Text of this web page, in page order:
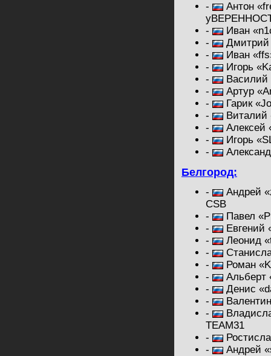
-
Антон
-
Иван
-
Дмитрий
-
Иван
-
Игорь
-
Василий
-
Артур
-
Гарик
-
Виталий
-
Алексей
-
Игорь
-
Белгород:
-
Андрей
CSB
-
Павел
-
Евгений
-
Леонид
-
-
Роман
-
Альберт
-
Денис
-
-
TEAM31
-
-
Андрей